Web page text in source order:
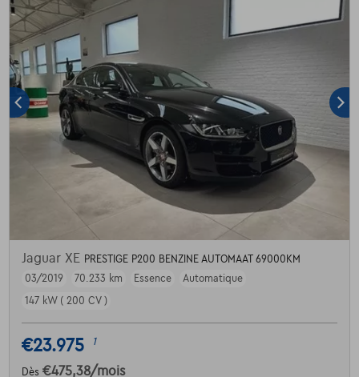
Jaguar XE PRESTIGE P200 BENZINE AUTOMAAT 69000KM
03/2019
70.233 km Essence
Automatique
147 kW ( 200 CV )
€23.975 1
Dès €475,38/mois